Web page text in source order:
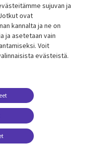
sujuvan ja
ovat
kannalta ja ne on
​​ja asetetaan vain
Voit
evästeistä.